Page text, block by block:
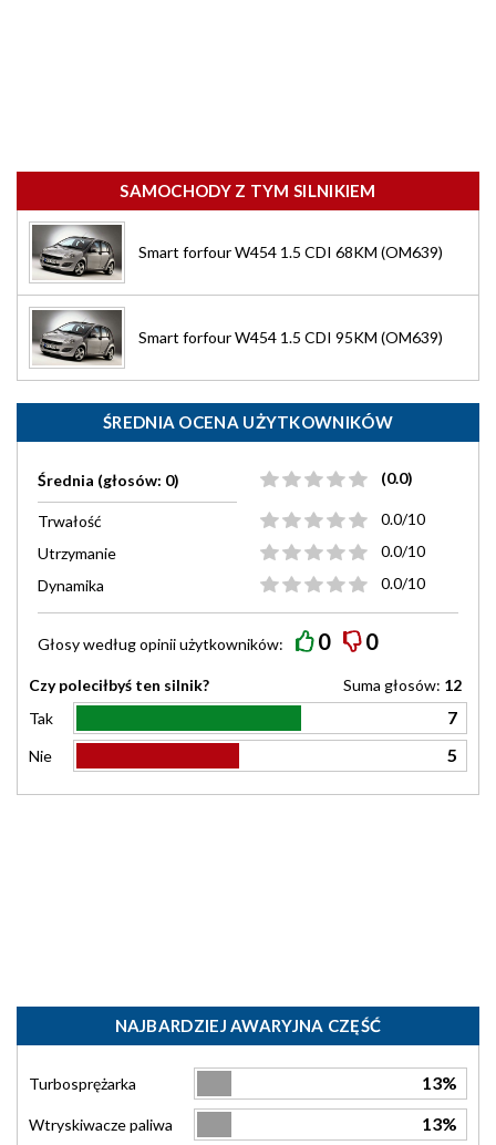
SAMOCHODY Z TYM SILNIKIEM
Smart forfour W454 1.5 CDI 68KM (OM639)
Smart forfour W454 1.5 CDI 95KM (OM639)
ŚREDNIA OCENA UŻYTKOWNIKÓW
Średnia (głosów: 0) (0.0)
Trwałość
0.0/10
Utrzymanie
0.0/10
Dynamika
0.0/10
Głosy wedługopiniiużytkowników: 0 0
Czy poleciłbyś ten silnik? Suma głosów: 12
Tak
7
Nie 5
NAJBARDZIEJ AWARYJNA CZĘŚĆ
Turbosprężarka 13%
Wtryskiwacze paliwa 13%